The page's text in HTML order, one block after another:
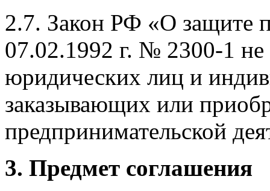
2.7. Закон РФ «О защите
07.02.1992 г. № 2300-1 не
юридических лиц и
заказывающих или
предпринимательской
3. Предмет соглашения